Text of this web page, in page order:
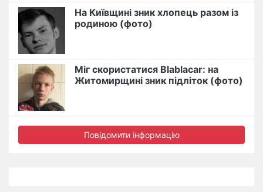
На Київщині зник хлопець разом із
родиною (фото)
Міг скористатися Blablacar: на
Житомирщині зник підліток (фото)
Повідомити інформацію